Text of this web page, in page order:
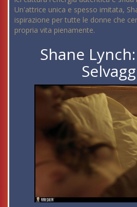
Un'attrice unica e spesso imitata,
ispirazione per tutte le donne che
propria vita pienamente.
Shane